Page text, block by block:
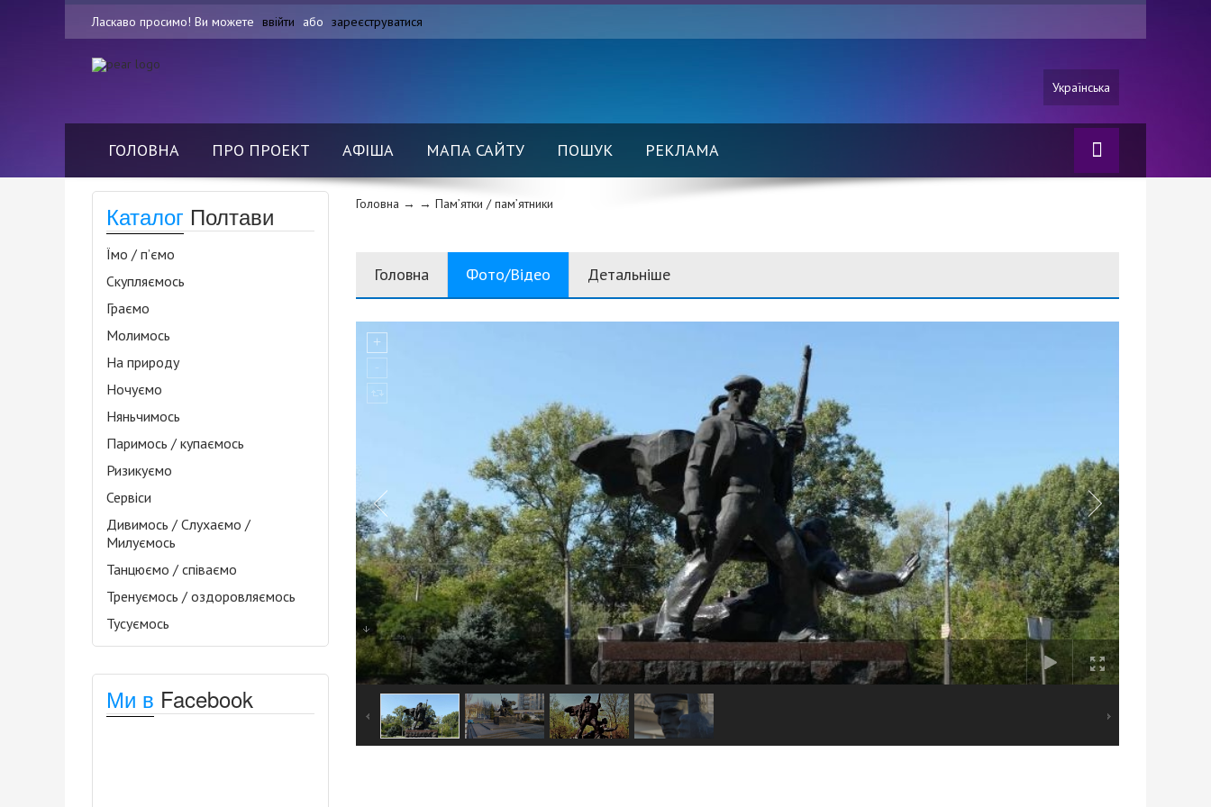
Ласкаво просимо! Ви можете ввійти або зареєструватися
Українська
ГОЛОВНА ПРО ПРОЕКТ АФІША МАПА САЙТУ ПОШУК РЕКЛАМА
Каталог Полтави
Їмо / п’ємо
Скупляємось
Граємо
Молимось
На природу
Ночуємо
Няньчимось
Паримось / купаємось
Ризикуємо
Сервіси
Дивимось / Слухаємо /
Милуємось
Танцюємо / співаємо
Тренуємось / оздоровляємось
Тусуємось
Ми в Facebook
Головна → → Пам’ятки / пам’ятники
Головна Фото/Відео Детальніше